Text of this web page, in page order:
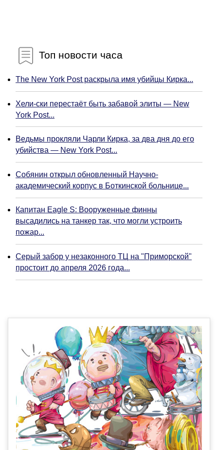
Топ новости часа
The New York Post раскрыла имя убийцы Кирка...
Хели-ски перестаёт быть забавой элиты — New
York Post...
Ведьмы прокляли Чарли Кирка, за два дня до его
убийства — New York Post...
Собянин открыл обновленный Научно-
академический корпус в Боткинской больнице...
Капитан Eagle S: Вооруженные финны
высадились на танкер так, что могли устроить
пожар...
Серый забор у незаконного ТЦ на "Приморской"
простоит до апреля 2026 года...